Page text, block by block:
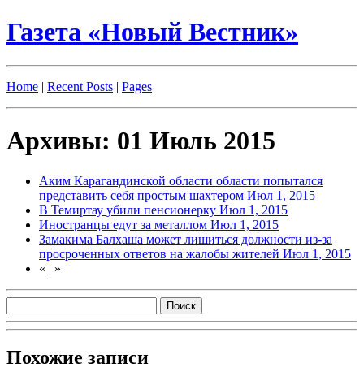
Газета «Новый Вестник»
Home | Recent Posts | Pages
Архивы: 01 Июль 2015
Аким Карагандинской области области попытался
представить себя простым шахтером Июл 1, 2015
В Темиртау убили пенсионерку Июл 1, 2015
Иностранцы едут за металлом Июл 1, 2015
Замакима Балхаша может лишиться должности из-за
просроченных ответов на жалобы жителей Июл 1, 2015
« | »
Похожие записи